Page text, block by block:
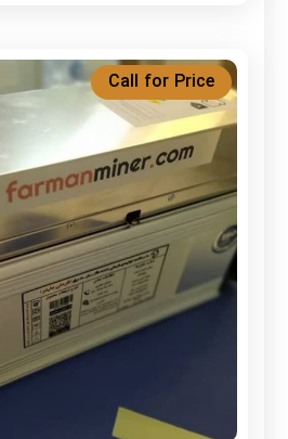
Call for Price